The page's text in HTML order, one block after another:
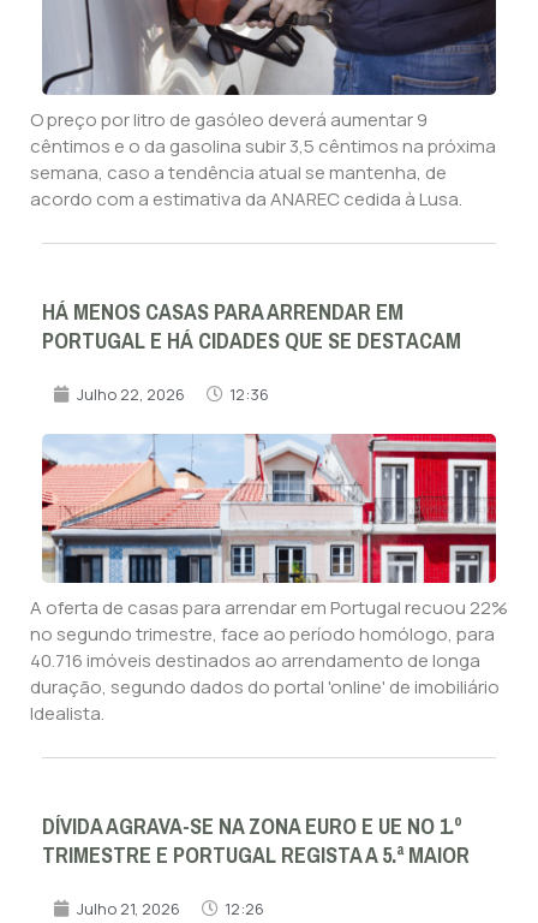
O preço por litro de gasóleo deverá aumentar 9
cêntimos e o da gasolina subir 3,5 cêntimos na próxima
semana, caso a tendência atual se mantenha, de
acordo com a estimativa da ANAREC cedida à Lusa.
HÁ MENOS CASAS PARA ARRENDAR EM
PORTUGAL E HÁ CIDADES QUE SE DESTACAM
Julho 22, 2026 12:36
A oferta de casas para arrendar em Portugal recuou 22%
no segundo trimestre, face ao período homólogo, para
40.716 imóveis destinados ao arrendamento de longa
duração, segundo dados do portal 'online' de imobiliário
Idealista.
DÍVIDA AGRAVA-SE NA ZONA EURO E UE NO 1.º
TRIMESTRE E PORTUGAL REGISTA A 5.ª MAIOR
Julho 21, 2026 12:26